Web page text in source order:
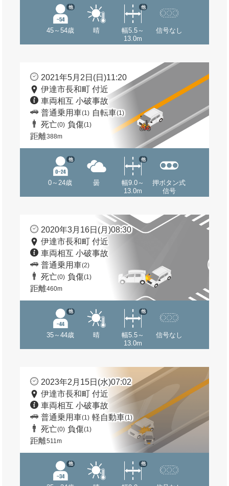
45～54歳
他
晴
幅5.5～
13.0m
他
信号なし
2021年5月2日(日)11:20
伊達市長和町 付近
車両相互 小破事故
普通乗用車(1) 自転車(1)
死亡(0) 負傷(1)
距離388m
0～24歳
他
曇
幅9.0～
13.0m
他
押ボタン式
信号
2020年3月16日(月)08:30
伊達市長和町 付近
車両相互 小破事故
普通乗用車(2)
死亡(0) 負傷(1)
距離460m
35～44歳
他
晴
幅5.5～
13.0m
他
信号なし
2023年2月15日(水)07:02
伊達市長和町 付近
車両相互 小破事故
普通乗用車(1) 軽自動車(1)
死亡(0) 負傷(1)
距離511m
他 他